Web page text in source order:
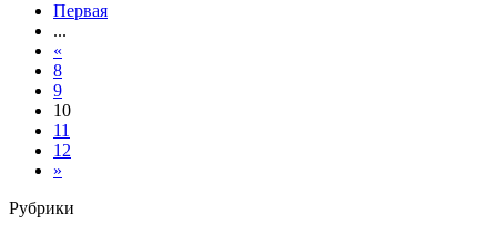
Первая
...
«
8
9
10
11
12
»
Рубрики